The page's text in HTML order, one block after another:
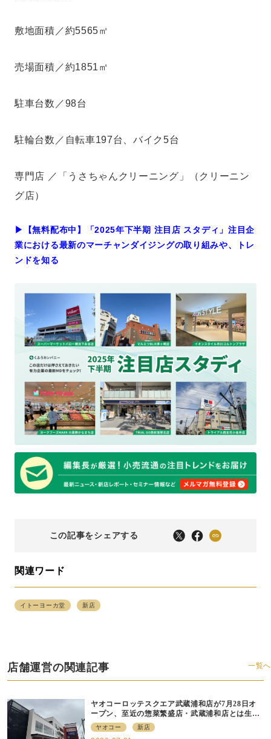
敷地面積／約5565㎡
売場面積／約1851㎡
駐車台数／98台
駐輪台数／自転車197台、バイク5台
専門店 ／「うさちゃんクリーニング」（クリーニン
グ店）
▶︎【無料配布中】「2025年下半期 注目店 スタディ」注目企
業における最新のマーチャンダイジングの取り組みや、トレ
ンドを知る
この記事をシェアする
関連ワード
イトーヨーカ堂 新店
店舗運営の関連記事 一覧へ
ヤオコーロッテスクエア武蔵浦和店が7月28日オ
ープン、至近の惣菜繁盛店・武蔵浦和店とは生鮮
強化、ですみ分け
ヤオコー 新店